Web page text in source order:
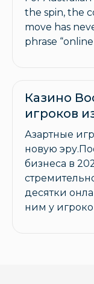
the spin, the
move has
phrase “online
Казино
игроков
Азартные
новую
бизнеса в
десятки
ним у